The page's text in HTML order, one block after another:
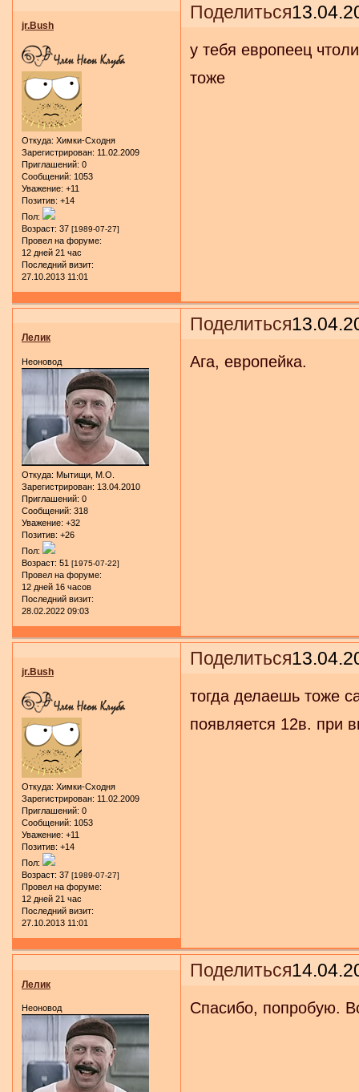
Поделиться
jr.Bush
Откуда: Химки-Сходня
Зарегистрирован: 11.02.2009
Приглашений: 0
Сообщений: 1053
Уважение: +11
Позитив: +14
Пол:
Возраст: 37 [1989-07-27]
Провел на форуме:
12 дней 21 час
Последний визит:
27.10.2013 11:01
у тебя европеец
тоже
Поделиться
Лелик
Неоновод
Откуда: Мытищи, М.О.
Зарегистрирован: 13.04.2010
Приглашений: 0
Сообщений: 318
Уважение: +32
Позитив: +26
Пол:
Возраст: 51 [1975-07-22]
Провел на форуме:
12 дней 16 часов
Последний визит:
28.02.2022 09:03
Ага, европейка.
Поделиться
jr.Bush
Откуда: Химки-Сходня
Зарегистрирован: 11.02.2009
Приглашений: 0
Сообщений: 1053
Уважение: +11
Позитив: +14
Пол:
Возраст: 37 [1989-07-27]
Провел на форуме:
12 дней 21 час
Последний визит:
27.10.2013 11:01
тогда делаешь тоже
появляется 12в. при
Поделиться
Лелик
Неоновод Спасибо, попробую.